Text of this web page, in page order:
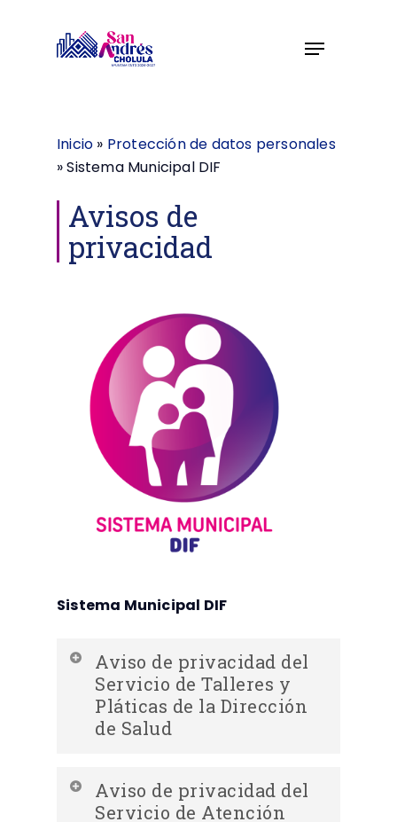
Menu
Inicio » Protección de datos personales
»Sistema Municipal DIF
Avisos de
privacidad
Sistema Municipal DIF
Aviso de privacidad del
Servicio de Talleres y
Pláticas de la Dirección
de Salud
Descargar Aviso de privacidad
integral del Servicio de Talleres y
Aviso de privacidad del
Servicio de Atención